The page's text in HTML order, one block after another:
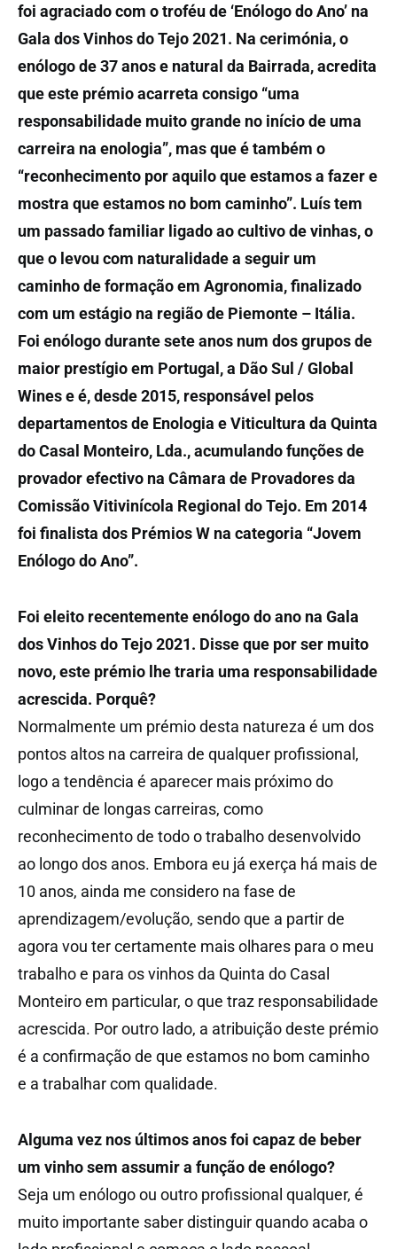
foi agraciado com o troféu de ‘Enólogo do Ano’ na
Gala dos Vinhos do Tejo 2021. Na cerimónia, o
enólogo de 37 anos e natural da Bairrada, acredita
que este prémio acarreta consigo “uma
responsabilidade muito grande no início de uma
carreira na enologia”, mas que é também o
“reconhecimento por aquilo que estamos a fazer e
mostra que estamos no bom caminho”. Luís tem
um passado familiar ligado ao cultivo de vinhas, o
que o levou com naturalidade a seguir um
caminho de formação em Agronomia, finalizado
com um estágio na região de Piemonte – Itália.
Foi enólogo durante sete anos num dos grupos de
maior prestígio em Portugal, a Dão Sul / Global
Wines e é, desde 2015, responsável pelos
departamentos de Enologia e Viticultura da Quinta
do Casal Monteiro, Lda., acumulando funções de
provador efectivo na Câmara de Provadores da
Comissão Vitivinícola Regional do Tejo. Em 2014
foi finalista dos Prémios W na categoria “Jovem
Enólogo do Ano”.
Foi eleito recentemente enólogo do ano na Gala
dos Vinhos do Tejo 2021. Disse que por ser muito
novo, este prémio lhe traria uma responsabilidade
acrescida. Porquê?
Normalmente um prémio desta natureza é um dos
pontos altos na carreira de qualquer profissional,
logo a tendência é aparecer mais próximo do
culminar de longas carreiras, como
reconhecimento de todo o trabalho desenvolvido
ao longo dos anos. Embora eu já exerça há mais de
10 anos, ainda me considero na fase de
aprendizagem/evolução, sendo que a partir de
agora vou ter certamente mais olhares para o meu
trabalho e para os vinhos da Quinta do Casal
Monteiro em particular, o que traz responsabilidade
acrescida. Por outro lado, a atribuição deste prémio
é a confirmação de que estamos no bom caminho
e a trabalhar com qualidade.
Alguma vez nos últimos anos foi capaz de beber
um vinho sem assumir a função de enólogo?
Seja um enólogo ou outro profissional qualquer, é
muito importante saber distinguir quando acaba o